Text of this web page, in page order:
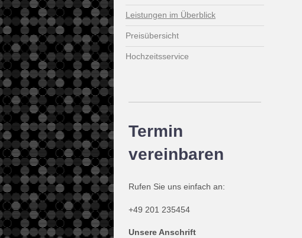
Leistungen im Überblick
Preisübersicht
Hochzeitsservice
Termin
vereinbaren
Rufen Sie uns einfach an:
+49 201 235454
Unsere Anschrift